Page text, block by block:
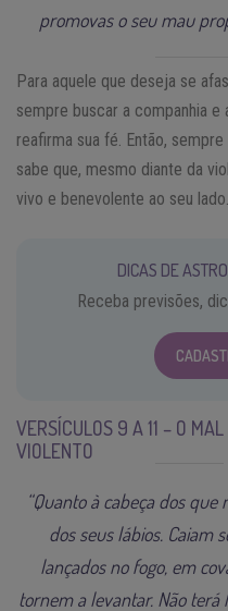
promovas o seu mau
Para aquele que deseja se
sempre buscar a companhia e
reafirma sua fé. Então,
sabe que, mesmo diante da
vivo e benevolente ao seu lado.
DICAS DE
Receba previsões,
VERSÍCULOS 9 A 11 – O
VIOLENTO
“Quanto à cabeça dos
dos seus lábios. Caiam
lançados no fogo, em
tornem a levantar. Não